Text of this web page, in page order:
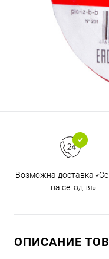
Возможна доставка
на сегодня»
ОПИСАНИЕ